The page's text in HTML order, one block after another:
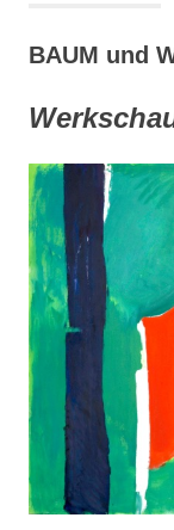
BAUM und